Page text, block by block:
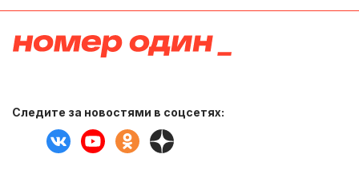
Следите за новостями в соцсетях: